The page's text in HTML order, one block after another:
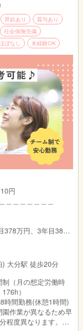
昇給あり
賞与あり
社会保険完備
ぼなし 未経験OK
円
378万円、3年目382
万円、3年目378
361万円、3年目373
大分駅 徒歩20分
（月の想定労働時
）
時間勤務(休憩1時間)
作業が異なるため早
程度異なります。